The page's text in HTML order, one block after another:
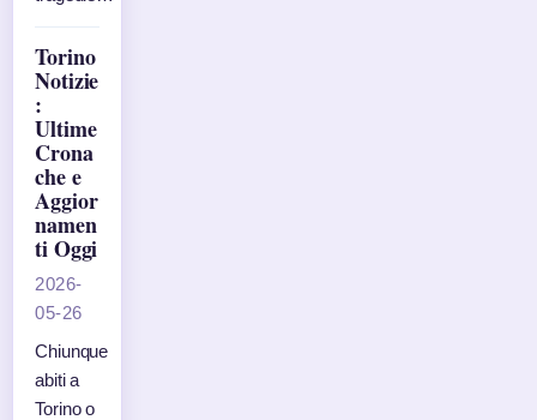
Torino
Notizie
:
Ultime
Crona
che e
Aggior
namen
ti Oggi
2026-
05-26
Chiunque
abiti a
Torino o